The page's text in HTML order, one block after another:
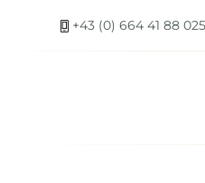
+43 (0) 664 41 88 025